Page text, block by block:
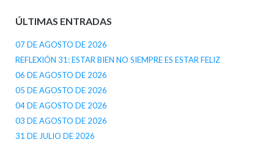
ÚLTIMAS ENTRADAS
07 DE AGOSTO DE 2026
REFLEXIÓN 31: ESTAR BIEN NO SIEMPRE ES ESTAR FELIZ
06 DE AGOSTO DE 2026
05 DE AGOSTO DE 2026
04 DE AGOSTO DE 2026
03 DE AGOSTO DE 2026
31 DE JULIO DE 2026